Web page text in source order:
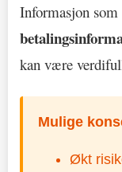
Informasjon som
kan være
Mulige
Økt